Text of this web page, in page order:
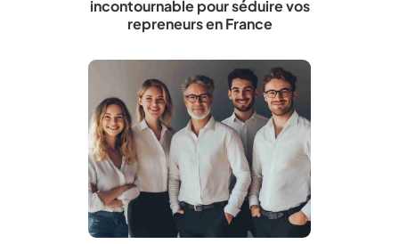
incontournable pour séduire vos
repreneurs en France